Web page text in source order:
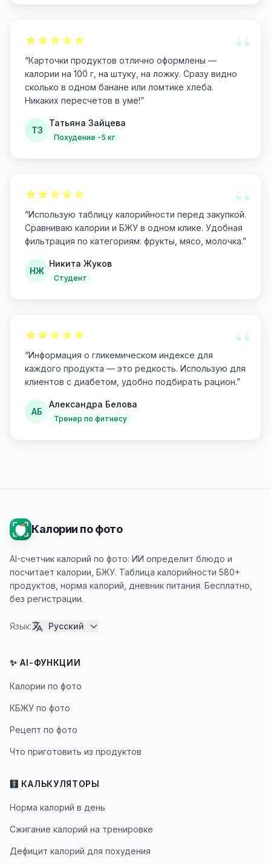
“
“Карточки продуктов отлично оформлены —
калории на 100 г, на штуку, на ложку. Сразу видно
сколько в одном банане или ломтике хлеба.
Никаких пересчетов в уме!”
ТЗ
Татьяна Зайцева
Похудение -5 кг
“
“Использую таблицу калорийности перед закупкой.
Сравниваю калории и БЖУ в одном клике. Удобная
фильтрация по категориям: фрукты, мясо, молочка.”
НЖ
Никита Жуков
Студент
“
“Информация о гликемическом индексе для
каждого продукта — это редкость. Использую для
клиентов с диабетом, удобно подбирать рацион.”
АБ
Александра Белова
Тренер по фитнесу
Калории по фото
AI-счетчик калорий по фото: ИИ определит блюдо и
посчитает калории, БЖУ. Таблица калорийности 580+
продуктов, норма калорий, дневник питания. Бесплатно,
без регистрации.
Язык: Русский
✨ AI-ФУНКЦИИ
Калории по фото
КБЖУ по фото
Рецепт по фото
Что приготовить из продуктов
🧮 КАЛЬКУЛЯТОРЫ
Норма калорий в день
Сжигание калорий на тренировке
Дефицит калорий для похудения